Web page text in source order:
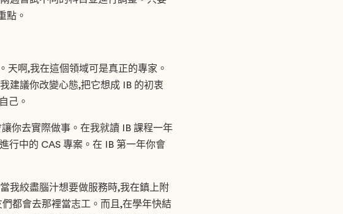
點。
天啊,我在這個領域可是真正的專家。
建議你改變心態,把它想成 IB 的初衷
己。
你去實際做事。在我就讀 IB 課程一年
行中的 CAS 專案。在 IB 第一年你會
我絞盡腦汁想要做服務時,我在鎮上附
都會去那裡當志工。而且,在學年快結